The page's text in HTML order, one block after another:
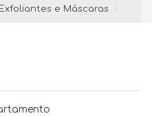
e Máscaras